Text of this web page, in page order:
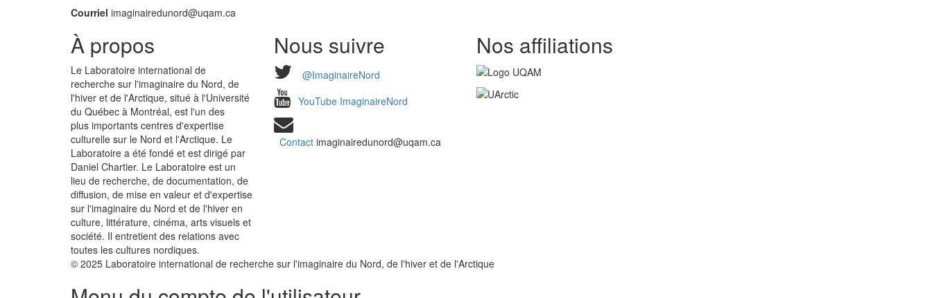
Courriel imaginairedunord@uqam.ca
À propos
Le Laboratoire international de
recherche sur l'imaginaire du Nord, de
l'hiver et de l'Arctique, situé à l'Université
du Québec à Montréal, est l'un des
plus importants centres d'expertise
culturelle sur le Nord et l'Arctique. Le
Laboratoire a été fondé et est dirigé par
Daniel Chartier. Le Laboratoire est un
lieu de recherche, de documentation, de
diffusion, de mise en valeur et d'expertise
sur l'imaginaire du Nord et de l'hiver en
culture, littérature, cinéma, arts visuels et
société. Il entretient des relations avec
toutes les cultures nordiques.
Nous suivre
@ImaginaireNord
YouTube ImaginaireNord
Contactimaginairedunord@uqam.ca
Nos affiliations
© 2025 Laboratoire international de recherche sur l'imaginaire du Nord, de l'hiver et de l'Arctique